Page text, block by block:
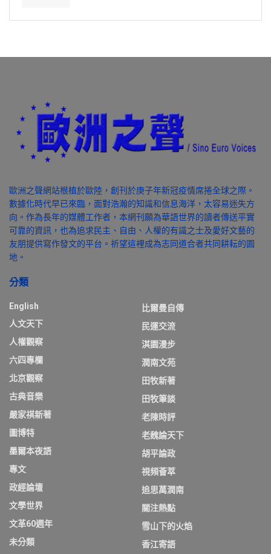
歐洲之聲網站根植於歐陸，創刊於庚子年新冠疫情席捲全球之際。
數據化時代早已來臨，面對浩瀚的知識和信息海洋，太容易迷失方
向。作為長年的媒體工作者，本網刊願為華語世界的讀者傳送平實
可靠的資訊，也為追求民主、自由、人權的有識之士及愛好文藝的
友朋提供寫作發文的平台。祈望這裡成為志同道合者共同耕耘的園
地。
分類
English
人文天下
人權觀察
六四專欄
北京觀察
古典音樂
嚴家祺新著
圖博特
墨爾本夜語
專文
政經論壇
文學世界
文革60週年
未分類
比爾曼自傳
民運交流
淇園漫步
潤南文苑
田牧新著
田牧筆談
老陳時評
老魏論天下
胡平論政
視頻薈萃
追思萬潤南
關注熱點
雪山下的火焰
香江寄語